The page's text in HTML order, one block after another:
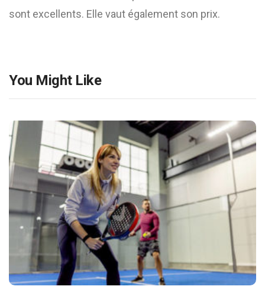
sont excellents. Elle vaut également son prix.
You Might Like